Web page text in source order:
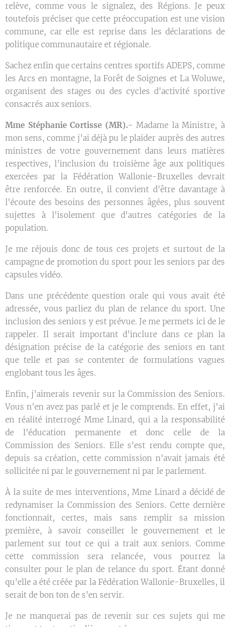
relève, comme vous le signalez, des Régions. Je peux
toutefois préciser que cette préoccupation est une vision
commune, car elle est reprise dans les déclarations de
politique communautaire et régionale.
Sachez enfin que certains centres sportifs ADEPS, comme
les Arcs en montagne, la Forêt de Soignes et La Woluwe,
organisent des stages ou des cycles d'activité sportive
consacrés aux seniors.
Mme Stéphanie Cortisse (MR).- Madame la Ministre, à
mon sens, comme j'ai déjà pu le plaider auprès des autres
ministres de votre gouvernement dans leurs matières
respectives, l'inclusion du troisième âge aux politiques
exercées par la Fédération Wallonie-Bruxelles devrait
être renforcée. En outre, il convient d'être davantage à
l'écoute des besoins des personnes âgées, plus souvent
sujettes à l'isolement que d'autres catégories de la
population.
Je me réjouis donc de tous ces projets et surtout de la
campagne de promotion du sport pour les seniors par des
capsules vidéo.
Dans une précédente question orale qui vous avait été
adressée, vous parliez du plan de relance du sport. Une
inclusion des seniors y est prévue. Je me permets ici de le
rappeler. Il serait important d'inclure dans ce plan la
désignation précise de la catégorie des seniors en tant
que telle et pas se contenter de formulations vagues
englobant tous les âges.
Enfin, j'aimerais revenir sur la Commission des Seniors.
Vous n'en avez pas parlé et je le comprends. En effet, j'ai
en réalité interrogé Mme Linard, qui a la responsabilité
de l'éducation permanente et donc celle de la
Commission des Seniors. Elle s'est rendu compte que,
depuis sa création, cette commission n'avait jamais été
sollicitée ni par le gouvernement ni par le parlement.
À la suite de mes interventions, Mme Linard a décidé de
redynamiser la Commission des Seniors. Cette dernière
fonctionnait, certes, mais sans remplir sa mission
première, à savoir conseiller le gouvernement et le
parlement sur tout ce qui a trait aux seniors. Comme
cette commission sera relancée, vous pourrez la
consulter pour le plan de relance du sport. Étant donné
qu'elle a été créée par la Fédération Wallonie-Bruxelles, il
serait de bon ton de s'en servir.
Je ne manquerai pas de revenir sur ces sujets qui me